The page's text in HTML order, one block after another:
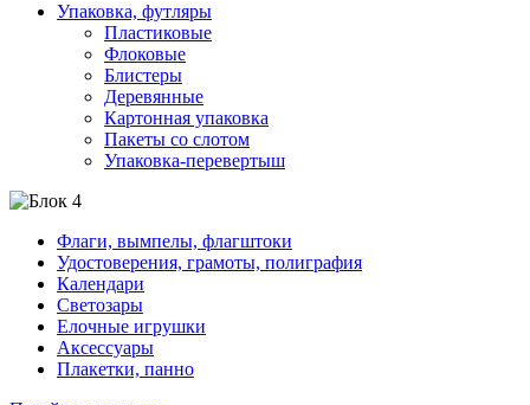
Упаковка, футляры
Пластиковые
Флоковые
Блистеры
Деревянные
Картонная упаковка
Пакеты со слотом
Упаковка-перевертыш
Флаги, вымпелы, флагштоки
Удостоверения, грамоты, полиграфия
Календари
Светозары
Елочные игрушки
Аксессуары
Плакетки, панно